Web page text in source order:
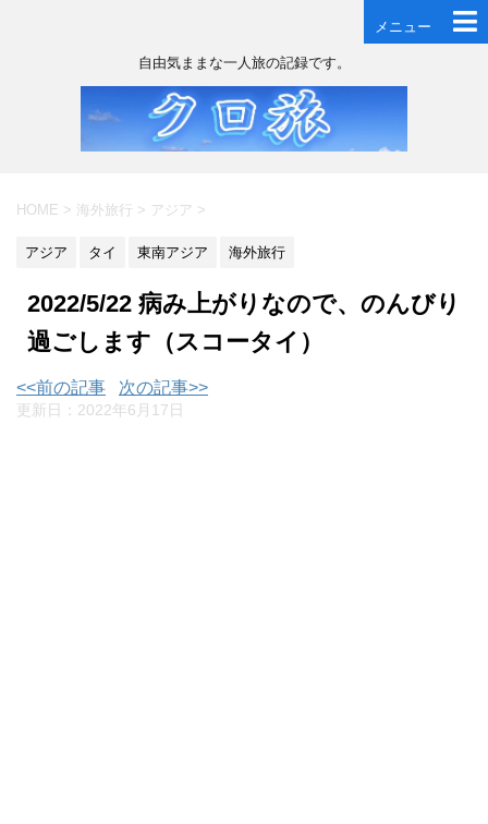
メニュー
自由気ままな一人旅の記録です。
HOME > 海外旅行 > アジア >
アジア タイ 東南アジア 海外旅行
2022/5/22 病み上がりなので、のんびり
過ごします（スコータイ）
<<前の記事 次の記事>>
更新日： 2022年6月17日